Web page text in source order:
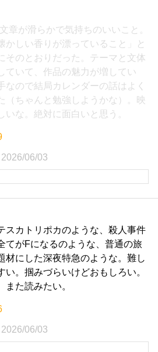
章が滑らかで気持ちのいいこと。
かしい香りが漂っていること」と
そのとおりだった。テーマと文体
ていて、作品の魅力が増してい
なので結局カレンダーの話はよく
（ちゃんと勉強しようかな）。映
いな。絶対に面白いと思う。
2026/06/03
スカトリポカのような、殺人事件
てがFになるのような、普通の旅
材にした深夜特急のような。難し
い。掴みづらいけどおもしろい。
また読みたい。
2026/06/03